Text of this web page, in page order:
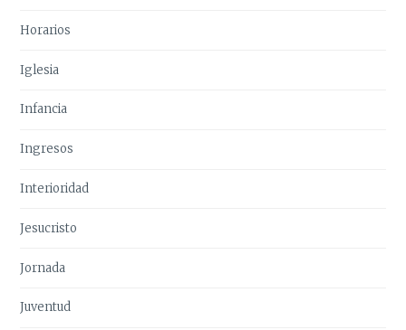
Horarios
Iglesia
Infancia
Ingresos
Interioridad
Jesucristo
Jornada
Juventud